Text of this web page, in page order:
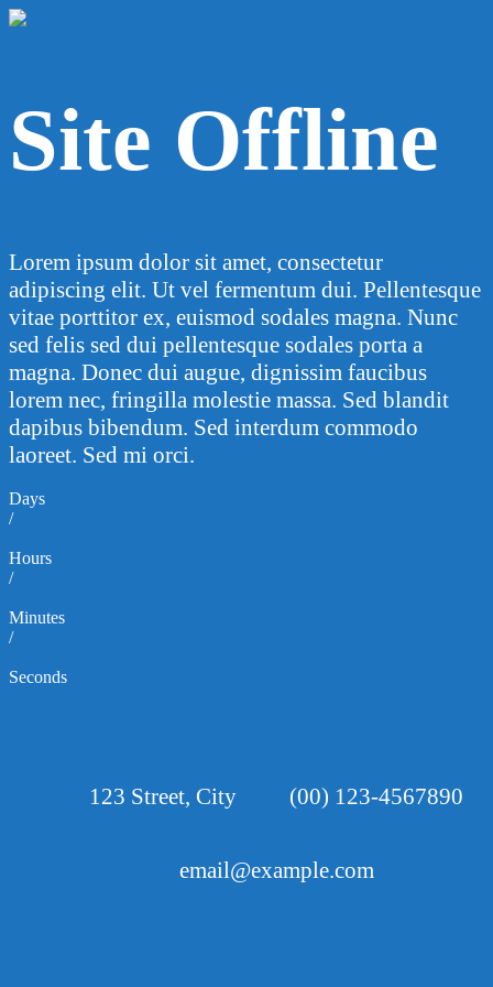
Site Offline
Lorem ipsum dolor sit amet, consectetur
adipiscing elit. Ut vel fermentum dui. Pellentesque
vitae porttitor ex, euismod sodales magna. Nunc
sed felis sed dui pellentesque sodales porta a
magna. Donec dui augue, dignissim faucibus
lorem nec, fringilla molestie massa. Sed blandit
dapibus bibendum. Sed interdum commodo
laoreet. Sed mi orci.
Days
/
Hours
/
Minutes
/
Seconds
123 Street, City (00) 123-4567890
email@example.com